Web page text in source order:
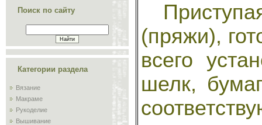
Поиск по сайту
Категории раздела
Вязание
Макраме
Рукоделие
Вышивание
(пряжи),
всего
шелк,